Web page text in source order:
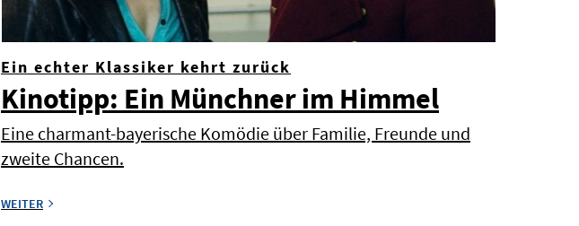
Ein echter Klassiker kehrt zurück
Kinotipp: Ein Münchner im Himmel
Eine charmant-bayerische Komödie über Familie, Freunde und
zweite Chancen.
WEITER